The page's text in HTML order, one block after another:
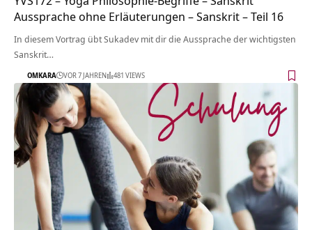
Aussprache ohne Erläuterungen – Sanskrit – Teil 16
In diesem Vortrag übt Sukadev mit dir die Aussprache der wichtigsten
Sanskrit…
OMKARA VOR 7 JAHREN 481 VIEWS